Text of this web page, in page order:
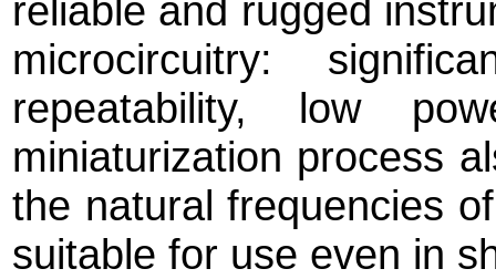
reliable and rugged
microcircuitry:
repeatability, low
miniaturization process
the natural frequencies
suitable for use even in